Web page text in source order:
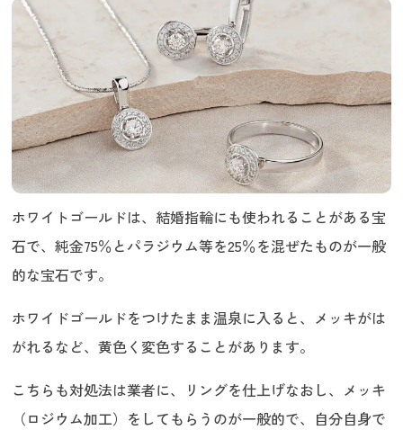
ホワイトゴールドは、結婚指輪にも使われることがある宝
石で、純金75％とパラジウム等を25％を混ぜたものが一般
的な宝石です。
ホワイドゴールドをつけたまま温泉に入ると、メッキがは
がれるなど、黄色く変色することがあります。
こちらも対処法は業者に、リングを仕上げなおし、メッキ
（ロジウム加工）をしてもらうのが一般的で、自分自身で